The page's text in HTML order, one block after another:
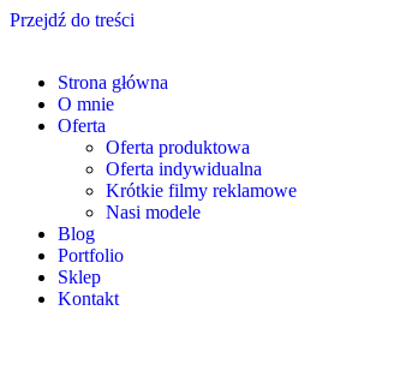
Przejdź do treści
Strona główna
O mnie
Oferta
Oferta produktowa
Oferta indywidualna
Krótkie filmy reklamowe
Nasi modele
Blog
Portfolio
Sklep
Kontakt